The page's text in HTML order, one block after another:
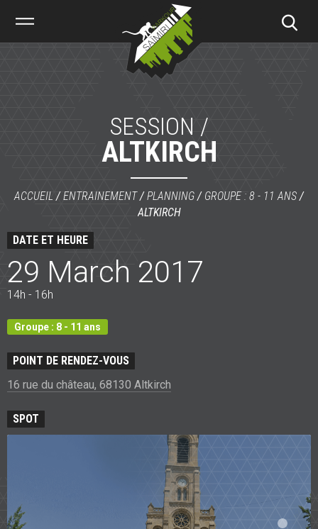
Parkour
SESSION /
ALTKIRCH
ACCUEIL /ENTRAINEMENT/PLANNING / GROUPE : 8 - 11 ANS /
ALTKIRCH
DATE ET HEURE
29 March 2017
14h - 16h
Groupe : 8 - 11 ans
POINT DE RENDEZ-VOUS
16 rue du château, 68130 Altkirch
SPOT